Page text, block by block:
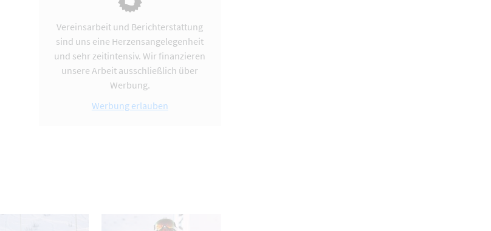
Vereinsarbeit und Berichterstattung
sind uns eine Herzensangelegenheit
und sehr zeitintensiv. Wir finanzieren
unsere Arbeit ausschließlich über
Werbung.
Werbung erlauben